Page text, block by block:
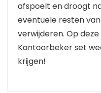
afspoelt en droogt
eventuele resten
verwijderen. Op
Kantoorbeker set
krijgen!